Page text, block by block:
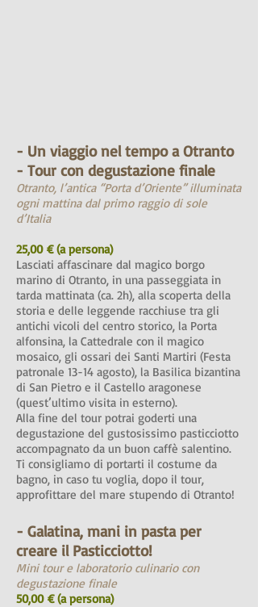
- Un viaggio nel tempo a Otranto
- Tour con degustazione finale
Otranto, l’antica “Porta d’Oriente” illuminata
ogni mattina dal primo raggio di sole
d’Italia
25,00 € (a persona)
Lasciati affascinare dal magico borgo
marino di Otranto, in una passeggiata in
tarda mattinata (ca. 2h), alla scoperta della
storia e delle leggende racchiuse tra gli
antichi vicoli del centro storico, la Porta
alfonsina, la Cattedrale con il magico
mosaico, gli ossari dei Santi Martiri (Festa
patronale 13-14 agosto), la Basilica bizantina
di San Pietro e il Castello aragonese
(quest’ultimo visita in esterno).
Alla fine del tour potrai goderti una
degustazione del gustosissimo pasticciotto
accompagnato da un buon caffè salentino.
Ti consigliamo di portarti il costume da
bagno, in caso tu voglia, dopo il tour,
approfittare del mare stupendo di Otranto!
- Galatina, mani in pasta per
creare il Pasticciotto!
Mini tour e laboratorio culinario con
degustazione finale
50,00 € (a persona)